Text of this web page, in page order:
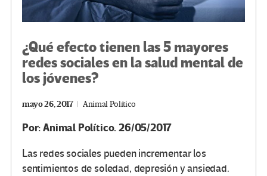
¿Qué efecto tienen las 5 mayores
redes sociales en la salud mental de
los jóvenes?
mayo 26, 2017 Animal Político
Por: Animal Político. 26/05/2017
Las redes sociales pueden incrementar los
sentimientos de soledad, depresión y ansiedad.